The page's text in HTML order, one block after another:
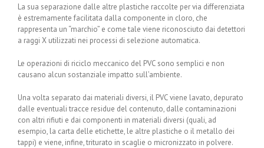
La sua separazione dalle altre plastiche raccolte per via differenziata
è estremamente facilitata dalla componente in cloro, che
rappresenta un “marchio” e come tale viene riconosciuto dai detettori
a raggi X utilizzati nei processi di selezione automatica.
Le operazioni di riciclo meccanico del PVC sono semplici e non
causano alcun sostanziale impatto sull’ambiente.
Una volta separato dai materiali diversi, il PVC viene lavato, depurato
dalle eventuali tracce residue del contenuto, dalle contaminazioni
con altri rifiuti e dai componenti in materiali diversi (quali, ad
esempio, la carta delle etichette, le altre plastiche o il metallo dei
tappi) e viene, infine, triturato in scaglie o micronizzato in polvere.